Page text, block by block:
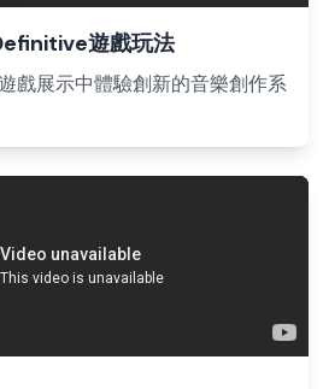
遊戲玩法
戲展示中體驗創新的音樂創作系